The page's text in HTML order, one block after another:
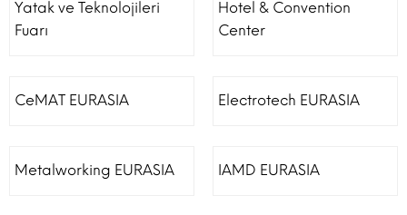
Yatak ve Teknolojileri
Fuarı
Hotel & Convention
Center
CeMAT EURASIA Electrotech EURASIA
Metalworking EURASIA IAMD EURASIA